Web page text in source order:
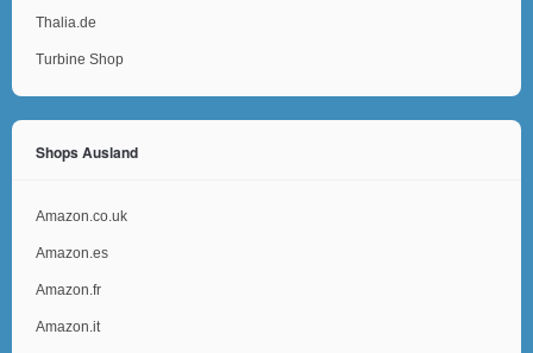
Thalia.de
Turbine Shop
Shops Ausland
Amazon.co.uk
Amazon.es
Amazon.fr
Amazon.it